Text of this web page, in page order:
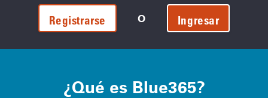
Registrarse O Ingresar
¿Qué es Blue365?